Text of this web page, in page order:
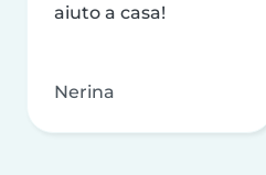
aiuto a casa!
Nerina